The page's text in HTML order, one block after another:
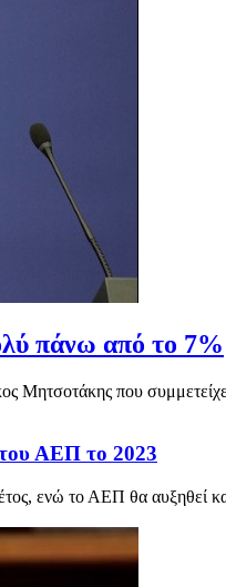
πάνω από το 7%
Μητσοτάκης που
ΑΕΠ το 2023
ενώ το ΑΕΠ θα αυξηθεί